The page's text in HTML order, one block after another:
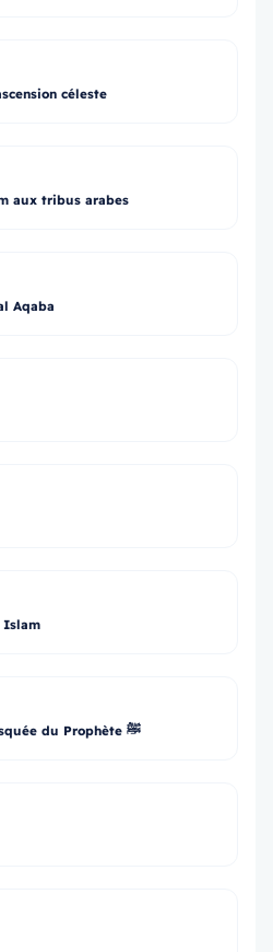
céleste
aux tribus arabes
Aqaba
Islam
La construction de la mosquée du Prophète ﷺ